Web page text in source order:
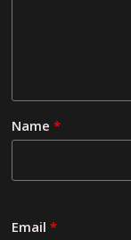
Name*
Email*